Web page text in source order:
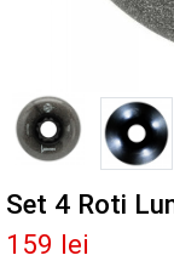
Set 4 Roti
159 lei